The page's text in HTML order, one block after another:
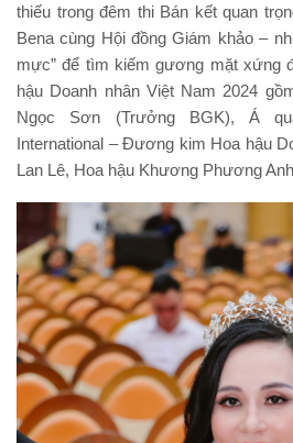
thiếu trong đêm thi Bán kết quan
Bena cùng Hội đồng Giám khảo –
mực” để tìm kiếm gương mặt xứng
hậu Doanh nhân Việt Nam 2024
Ngọc Sơn (Trưởng BGK), Á
International – Đương kim Hoa hậu
Lan Lê, Hoa hậu Khương Phương